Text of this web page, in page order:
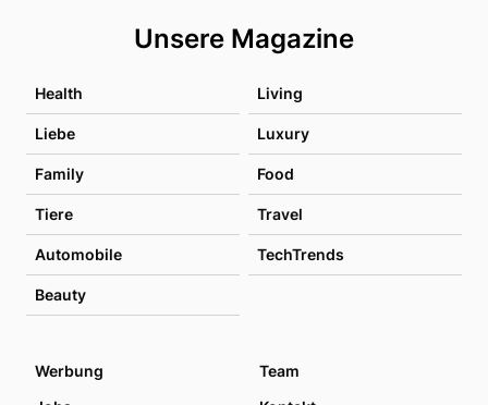
Unsere Magazine
Health Living
Liebe Luxury
Family Food
Tiere Travel
Automobile TechTrends
Beauty
Werbung
Team